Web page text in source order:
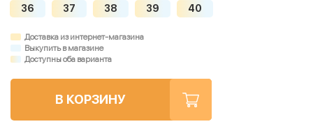
36 37 38 39 40
Доставка из интернет-магазина
Выкупить в магазине
Доступны оба варианта
В КОРЗИНУ